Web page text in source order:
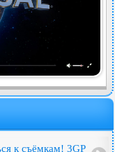
к съёмкам! 3GP